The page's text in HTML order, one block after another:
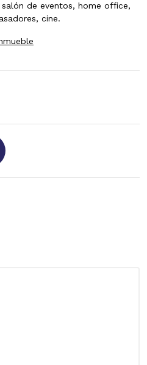
de eventos, home office,
cine.